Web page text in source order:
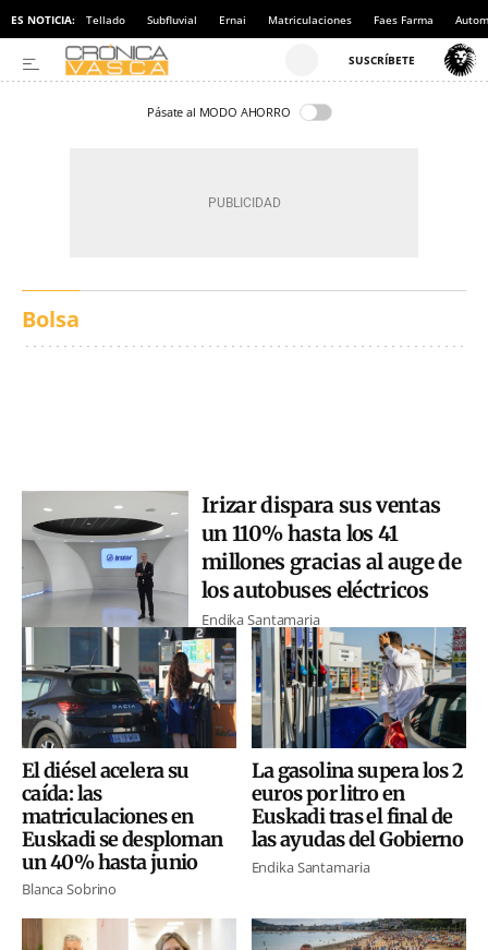
ES NOTICIA: Tellado Subfluvial Ernai Matriculaciones Faes Farma
Pásate al MODO AHORRO
Bolsa
Irizar dispara sus ventas
un 110% hasta los 41
millones gracias al auge de
los autobuses eléctricos
Endika Santamaria
El diésel acelera su
caída: las
matriculaciones en
Euskadi se desploman
un 40% hasta junio
Blanca Sobrino
La gasolina supera los 2
euros por litro en
Euskadi tras el final de
las ayudas del Gobierno
Endika Santamaria